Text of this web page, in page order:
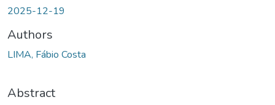
2025-12-19
Authors
LIMA, Fábio Costa
Abstract